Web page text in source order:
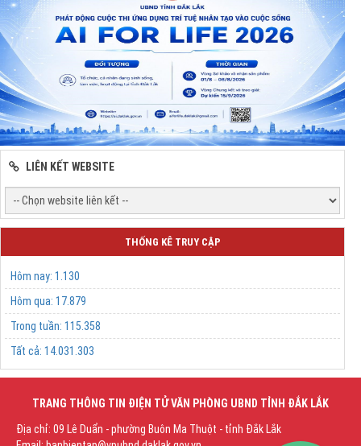
LIÊN KẾT WEBSITE
THỐNG KÊ TRUY CẬP
Hôm nay: 1.130
Hôm qua: 17.879
Trong tuần: 115.358
Tất cả: 14.031.303
TRANG THÔNG TIN ĐIỆN TỬ VĂN PHÒNG UBND TỈNH ĐẮK LẮK
Địa chỉ: 09 Lê Duẩn - phường Buôn Ma Thuột - tỉnh Đắk Lắk